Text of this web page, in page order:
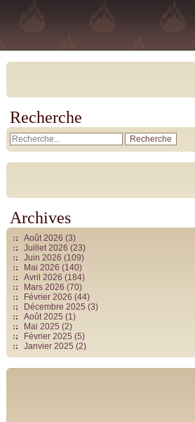
Recherche
Archives
Août 2026 (3)
Juillet 2026 (23)
Juin 2026 (109)
Mai 2026 (140)
Avril 2026 (184)
Mars 2026 (70)
Février 2026 (44)
Décembre 2025 (3)
Août 2025 (1)
Mai 2025 (2)
Février 2025 (5)
Janvier 2025 (2)